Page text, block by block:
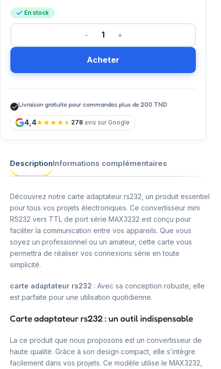
En stock
Acheter
Livraison gratuite pour commandes plus de 200 TND
4,4 278 avis sur Google
DescriptionInformations complémentaires
Découvrez notre carte adaptateur rs232, un produit essentiel
pour tous vos projets électroniques. Ce convertisseur mini
RS232 vers TTL de port série MAX3232 est conçu pour
faciliter la communication entre vos appareils. Que vous
soyez un professionnel ou un amateur, cette carte vous
permettra de réaliser vos connexions série en toute
simplicité.
carte adaptateur rs232 : Avec sa conception robuste, elle
est parfaite pour une utilisation quotidienne.
Carte adaptateur rs232 : un outil indispensable
La ce produit que nous proposons est un convertisseur de
haute qualité. Grâce à son design compact, elle s’intègre
facilement dans vos projets. Ce modèle utilise le MAX3232,